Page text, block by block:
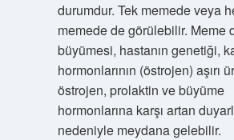
durumdur. Tek memede veya
memede de görülebilir. Meme
büyümesi, hastanın genetiği,
hormonlarının (östrojen) aşırı
östrojen, prolaktin ve büyüme
hormonlarına karşı artan
nedeniyle meydana gelebilir.